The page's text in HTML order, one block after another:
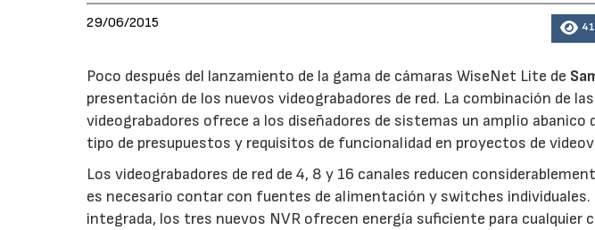
29/06/2015
Poco después del lanzamiento de la gama de cámaras WiseNet Lite de
presentación de los nuevos videograbadores de red. La combinación de
videograbadores ofrece a los diseñadores de sistemas un amplio abanico
tipo de presupuestos y requisitos de funcionalidad en proyectos de
Los videograbadores de red de 4, 8 y 16 canales reducen
es necesario contar con fuentes de alimentación y switches individuales.
integrada, los tres nuevos NVR ofrecen energía suficiente para cualquier